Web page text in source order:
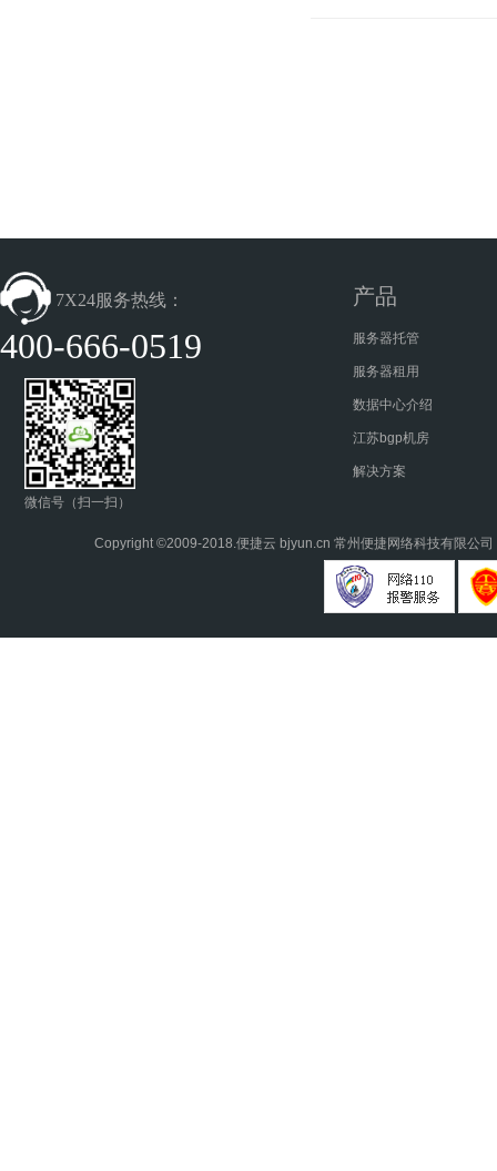
7X24服务热线：
400-666-0519
微信号（扫一扫）
产品
服务器托管
服务器租用
数据中心介绍
江苏bgp机房
解决方案
Copyright ©2009-2018.便捷云 bjyun.cn 常州便捷网络科技有限公